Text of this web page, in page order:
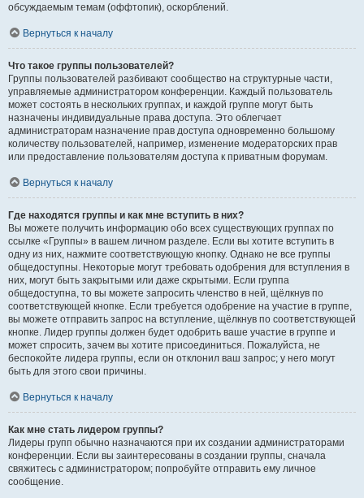
обсуждаемым темам (оффтопик), оскорблений.
Вернуться к началу
Что такое группы пользователей?
Группы пользователей разбивают сообщество на структурные части,
управляемые администратором конференции. Каждый пользователь
может состоять в нескольких группах, и каждой группе могут быть
назначены индивидуальные права доступа. Это облегчает
администраторам назначение прав доступа одновременно большому
количеству пользователей, например, изменение модераторских прав
или предоставление пользователям доступа к приватным форумам.
Вернуться к началу
Где находятся группы и как мне вступить в них?
Вы можете получить информацию обо всех существующих группах по
ссылке «Группы» в вашем личном разделе. Если вы хотите вступить в
одну из них, нажмите соответствующую кнопку. Однако не все группы
общедоступны. Некоторые могут требовать одобрения для вступления в
них, могут быть закрытыми или даже скрытыми. Если группа
общедоступна, то вы можете запросить членство в ней, щёлкнув по
соответствующей кнопке. Если требуется одобрение на участие в группе,
вы можете отправить запрос на вступление, щёлкнув по соответствующей
кнопке. Лидер группы должен будет одобрить ваше участие в группе и
может спросить, зачем вы хотите присоединиться. Пожалуйста, не
беспокойте лидера группы, если он отклонил ваш запрос; у него могут
быть для этого свои причины.
Вернуться к началу
Как мне стать лидером группы?
Лидеры групп обычно назначаются при их создании администраторами
конференции. Если вы заинтересованы в создании группы, сначала
свяжитесь с администратором; попробуйте отправить ему личное
сообщение.